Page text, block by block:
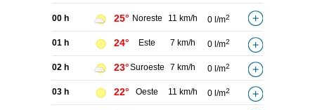
00 h 25° Noreste 11 km/h 0 l/m2
01 h 24° Este 7 km/h 0 l/m2
02 h 23°Suroeste 7 km/h 0 l/m2
03 h 22° Oeste 11 km/h 0 l/m2